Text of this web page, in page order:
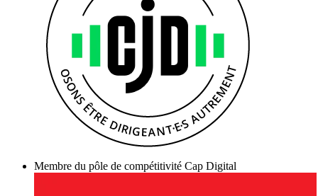
Membre du pôle de compétitivité Cap Digital